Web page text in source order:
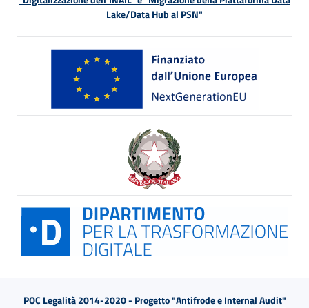
Lake/Data Hub al PSN"
POC Legalità 2014-2020 - Progetto "Antifrode e Internal Audit"